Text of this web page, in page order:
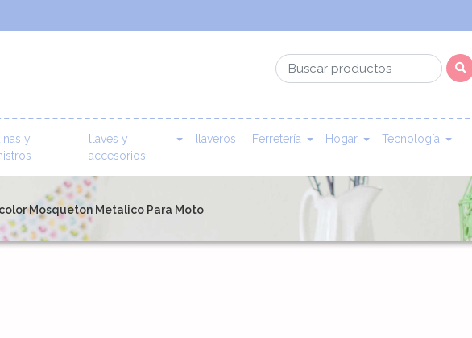
y
llaves y
accesorios
llaveros Ferretería Hogar Tecnología
Mosqueton Metalico Para Moto